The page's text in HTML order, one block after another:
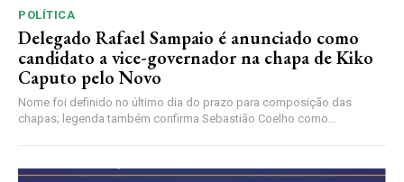
POLÍTICA
Delegado Rafael Sampaio é anunciado como
candidato a vice-governador na chapa de Kiko
Caputo pelo Novo
Nome foi definido no último dia do prazo para composição das
chapas; legenda também confirma Sebastião Coelho como...